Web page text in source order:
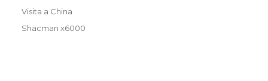
Visita a China
Shacman x6000